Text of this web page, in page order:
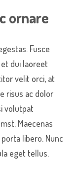
ornare
Fusce
dui laoreet
velit orci, at
risus ac dolor
volutpat
Maecenas
libero. Nunc
eget tellus.